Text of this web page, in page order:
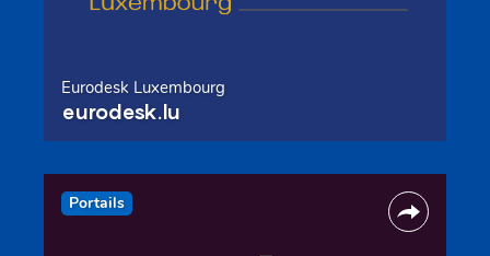
Eurodesk Luxembourg
eurodesk.lu
Portails